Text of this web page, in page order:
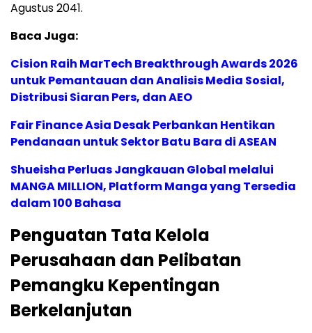
Agustus 2041.
Baca Juga:
Cision Raih MarTech Breakthrough Awards 2026
untuk Pemantauan dan Analisis Media Sosial,
Distribusi Siaran Pers, dan AEO
Fair Finance Asia Desak Perbankan Hentikan
Pendanaan untuk Sektor Batu Bara di ASEAN
Shueisha Perluas Jangkauan Global melalui
MANGA MILLION, Platform Manga yang Tersedia
dalam 100 Bahasa
Penguatan Tata Kelola
Perusahaan dan Pelibatan
Pemangku Kepentingan
Berkelanjutan